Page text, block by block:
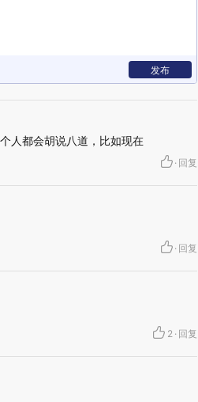
发布
人都会胡说八道，比如现在
· 回复
· 回复
2 · 回复